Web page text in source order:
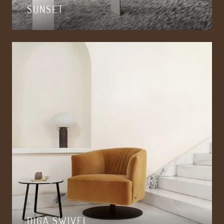
SUNSET
DIGA SWIVEL